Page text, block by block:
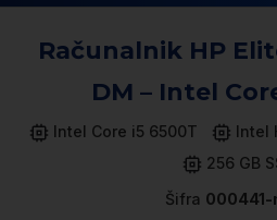
Računalnik HP
DM – Intel
Intel Core i5 6500T Intel
256 GB
Šifra 000441-